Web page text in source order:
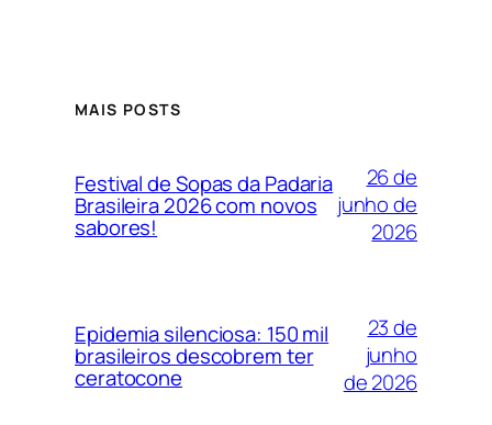
MAIS POSTS
Festival de Sopas da Padaria
Brasileira 2026 com novos
sabores!
26 de
junho de
2026
Epidemia silenciosa: 150 mil
brasileiros descobrem ter
ceratocone
23 de
junho
de 2026